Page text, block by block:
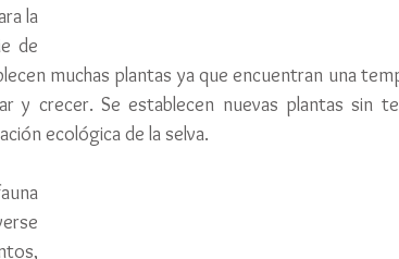
la
de
muchas plantas ya que encuentran una
y crecer. Se establecen nuevas plantas sin
ecológica de la selva.